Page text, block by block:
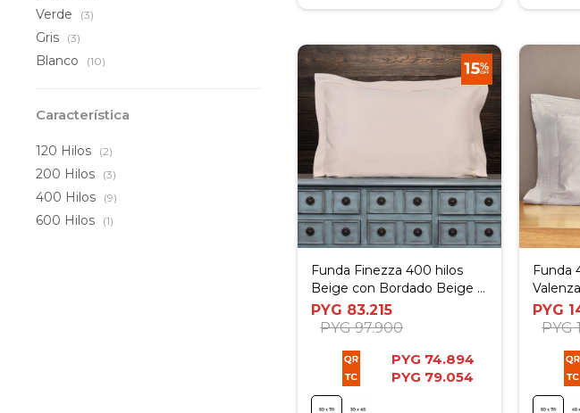
Funda Finezza 400 hilos
Beige con Bordado Beige -
50x70cm
PYG 83.215
PYG 97.900
PYG 74.894
PYG 79.054
Funda
PYG
PYG
Verde (3)
Gris (3)
Blanco (10)
Característica
120 Hilos (2)
200 Hilos (3)
400 Hilos (9)
600 Hilos (1)